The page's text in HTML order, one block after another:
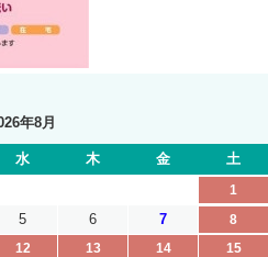
年8月
水 木 金 土
1
5 6 7
8
12 13 14
15